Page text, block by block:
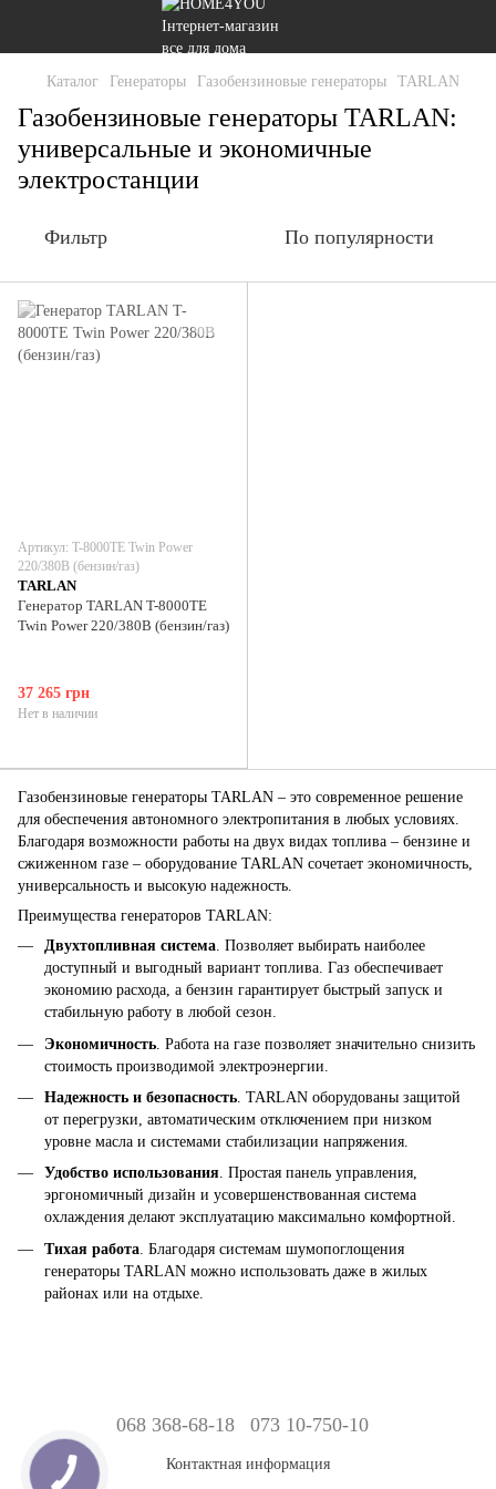
Каталог Генераторы Газобензиновые генераторы TARLAN
Газобензиновые генераторы TARLAN – это современное решение
для обеспечения автономного электропитания в любых условиях.
Благодаря возможности работы на двух видах топлива – бензине и
сжиженном газе – оборудование TARLAN сочетает экономичность,
универсальность и высокую надежность.
Преимущества генераторов TARLAN:
Двухтопливная система. Позволяет выбирать наиболее
доступный и выгодный вариант топлива. Газ обеспечивает
экономию расхода, а бензин гарантирует быстрый запуск и
стабильную работу в любой сезон.
Экономичность . Работа на газе позволяет значительно снизить
стоимость производимой электроэнергии.
Надежность и безопасность. TARLAN оборудованы защитой
от перегрузки, автоматическим отключением при низком
уровне масла и системами стабилизации напряжения.
Удобство использования. Простая панель управления,
эргономичный дизайн и усовершенствованная система
охлаждения делают эксплуатацию максимально комфортной.
Тихая работа . Благодаря системам шумопоглощения
генераторы TARLAN можно использовать даже в жилых
районах или на отдыхе.
Газобензиновые генераторы TARLAN:
универсальные и экономичные
электростанции
Фильтр По популярности
Артикул: T-8000TE Twin Power
220/380В (бензин/газ)
TARLAN
Генератор TARLAN T-8000TE
Twin Power 220/380В (бензин/газ)
37 265 грн
Нет в наличии
068 368-68-18 073 10-750-10
Контактная информация